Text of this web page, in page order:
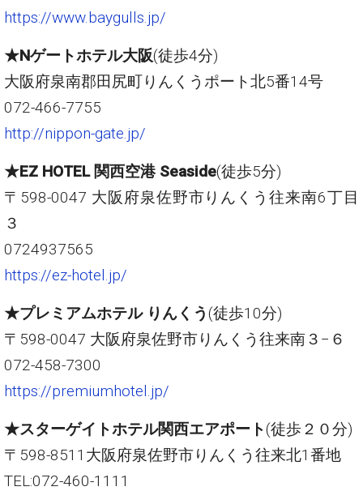
https://www.baygulls.jp/
★Nゲートホテル大阪(徒歩4分)
大阪府泉南郡田尻町りんくうポート北5番14号
072-466-7755
http://nippon-gate.jp/
★EZ HOTEL 関西空港 Seaside(徒歩5分)
〒598-0047 大阪府泉佐野市りんくう往来南6丁目
３
0724937565
https://ez-hotel.jp/
★プレミアムホテル りんくう(徒歩10分)
〒598-0047 大阪府泉佐野市りんくう往来南３−６
072-458-7300
https://premiumhotel.jp/
★スターゲイトホテル関西エアポート(徒歩２０分)
〒598-8511大阪府泉佐野市りんくう往来北1番地
TEL:072-460-1111